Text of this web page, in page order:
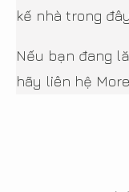
kế nhà trong
Nếu bạn đang
hãy liên hệ